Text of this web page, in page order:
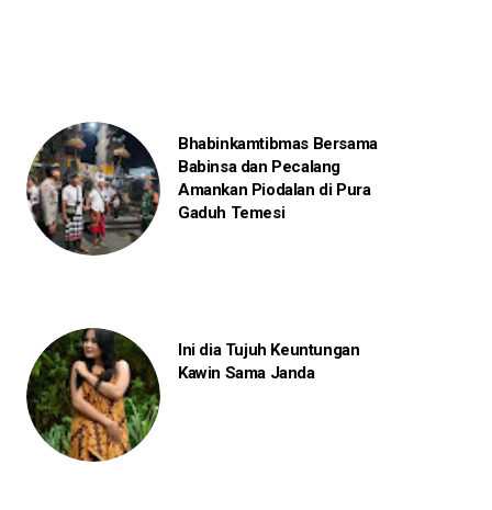
Bhabinkamtibmas Bersama
Babinsa dan Pecalang
Amankan Piodalan di Pura
Gaduh Temesi
Ini dia Tujuh Keuntungan
Kawin Sama Janda